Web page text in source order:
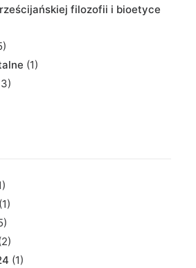
filozofii i bioetyce
(1)
(1)
(1)